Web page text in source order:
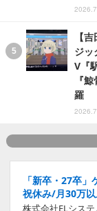
【
ジッ
V『
『
羅
「新卒・27卒
祝休み/月30万
株式会社ELシステ